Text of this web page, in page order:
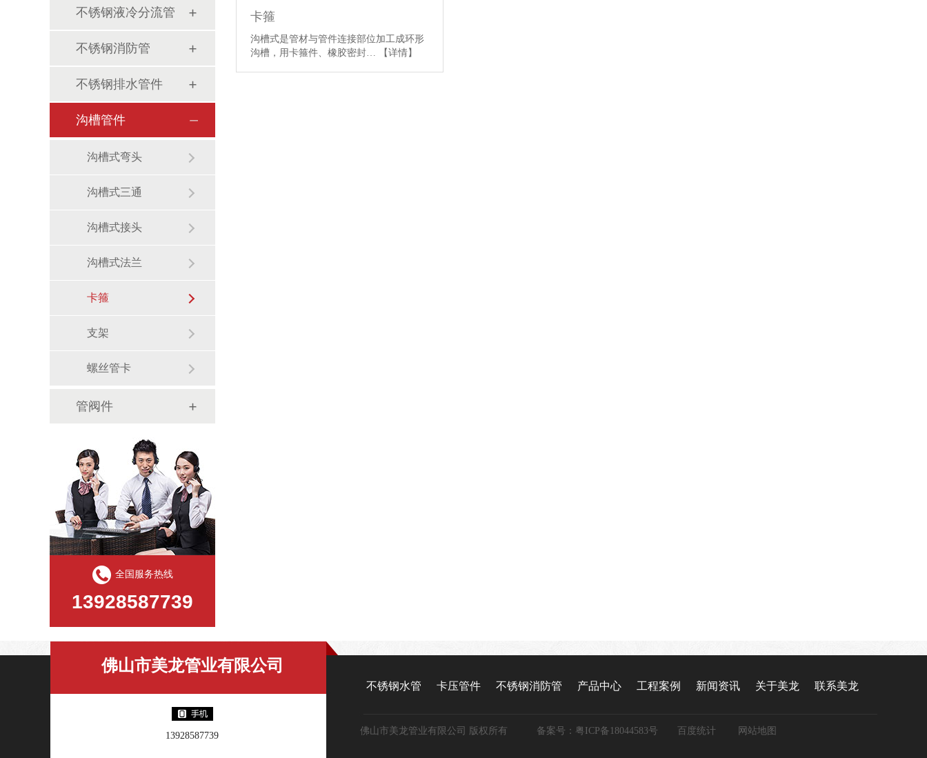
不锈钢液冷分流管
不锈钢消防管
不锈钢排水管件
沟槽管件
沟槽式弯头
沟槽式三通
沟槽式接头
沟槽式法兰
卡箍
支架
螺丝管卡
管阀件
全国服务热线
13928587739
卡箍
沟槽式是管材与管件连接部位加工成环形
沟槽，用卡箍件、橡胶密封…
【详情】
佛山市美龙管业有限公司
13928587739
不锈钢水管 卡压管件 不锈钢消防管 产品中心 工程案例 新闻资讯 关于美龙 联系美龙
佛山市美龙管业有限公司 版权所有 备案号： 粤ICP备18044583号 百度统计 网站地图